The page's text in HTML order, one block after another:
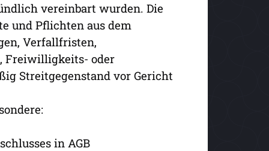
vereinbart wurden. Die
und Pflichten aus dem
Verfallfristen,
Freiwilligkeits- oder
Streitgegenstand vor Gericht
in AGB